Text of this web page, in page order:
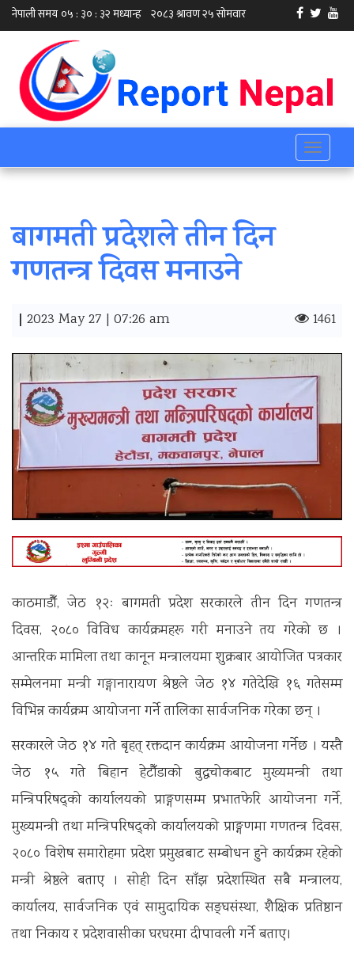
Toggle
बागमती प्रदेशले तीन दिन
गणतन्त्र दिवस मनाउने
| 2023 May 27 | 07:26 am 1461
काठमाडौँ, जेठ १२ः बागमती प्रदेश सरकारले तीन दिन गणतन्त्र
दिवस, २०८० विविध कार्यक्रमहरू गरी मनाउने तय गरेको छ ।
आन्तरिक मामिला तथा कानून मन्त्रालयमा शुक्रबार आयोजित पत्रकार
सम्मेलनमा मन्त्री गङ्गानारायण श्रेष्ठले जेठ १४ गतेदेखि १६ गतेसम्म
विभिन्न कार्यक्रम आयोजना गर्ने तालिका सार्वजनिक गरेका छन् ।
सरकारले जेठ १४ गते बृहत् रक्तदान कार्यक्रम आयोजना गर्नेछ । यस्तै
जेठ १५ गते बिहान हेटौँडाको बुद्धचोकबाट मुख्यमन्त्री तथा
मन्त्रिपरिषद्को कार्यालयको प्राङ्गणसम्म प्रभातफेरि आयोजना गर्ने,
मुख्यमन्त्री तथा मन्त्रिपरिषद्को कार्यालयको प्राङ्गणमा गणतन्त्र दिवस,
२०८० विशेष समारोहमा प्रदेश प्रमुखबाट सम्बोधन हुने कार्यक्रम रहेको
मन्त्री श्रेष्ठले बताए । सोही दिन साँझ प्रदेशस्थित सबै मन्त्रालय,
कार्यालय, सार्वजनिक एवं सामुदायिक सङ्घसंस्था, शैक्षिक प्रतिष्ठान
तथा निकाय र प्रदेशवासीका घरघरमा दीपावली गर्ने बताए।